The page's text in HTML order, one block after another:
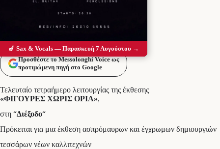
Προσθέστε το Messolonghi Voice ως
προτιμώμενη πηγή στο Google
Τελευταίο τετραήμερο λειτουργίας της έκθεσης
«ΦΙΓΟΥΡΕΣ ΧΩΡΙΣ ΟΡΙΑ»,
στη “Διέξοδο“
Πρόκειται για μια έκθεση ασπρόμαυρων και έγχρωμων δημιουργιών
τεσσάρων νέων καλλιτεχνών
🎷 Sax & Vocals — Παρασκευή 7 Αυγούστου →